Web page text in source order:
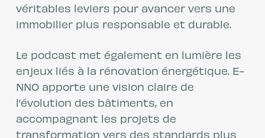
véritables leviers pour avancer vers une
immobilier plus responsable et durable.
Le podcast met également en lumière les
enjeux liés à la rénovation énergétique. E-
NNO apporte une vision claire de
l’évolution des bâtiments, en
accompagnant les projets de